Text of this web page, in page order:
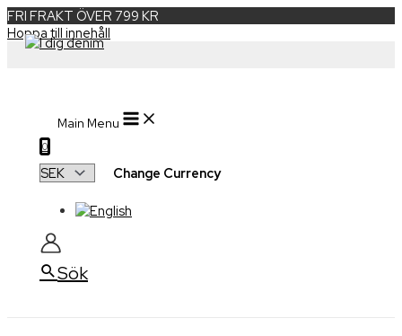
FRI FRAKT ÖVER 799 KR
Hoppa till innehåll
Main Menu
0
Change Currency
Sök